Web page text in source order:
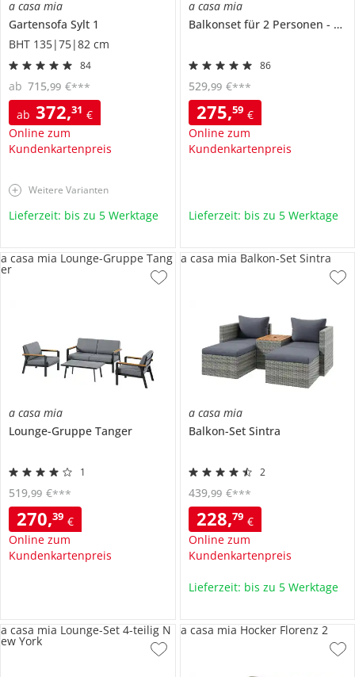
a casa mia
Gartensofa Sylt 1
BHT 135|75|82 cm
84
ab 372,31 €
Online zum
Kundenkartenpreis
ab 715,99 €***
Weitere Varianten
Lieferzeit: bis zu 5 Werktage
a casa mia
Balkonset für 2 Personen
86
275,59 €
Online zum
Kundenkartenpreis
529,99 €***
Lieferzeit: bis zu 5 Werktage
a casa mia
Lounge-Gruppe Tanger
1
270,39 €
Online zum
Kundenkartenpreis
519,99 €***
a casa mia Lounge-Gruppe Tang
er
a casa mia
Balkon-Set Sintra
2
228,79 €
Online zum
Kundenkartenpreis
439,99 €***
a casa mia Balkon-Set Sintra
Lieferzeit: bis zu 5 Werktage
a casa mia Lounge-Set 4-teilig N
ew York
a casa mia Hocker Florenz 2